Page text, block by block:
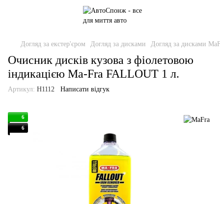
Догляд за екстер'єром Догляд за дисками Догляд за дисками
Очисник дисків кузова з фіолетовою
індикацією Ma-Fra FALLOUT 1 л.
Артикул: H1112 Написати відгук
6
6